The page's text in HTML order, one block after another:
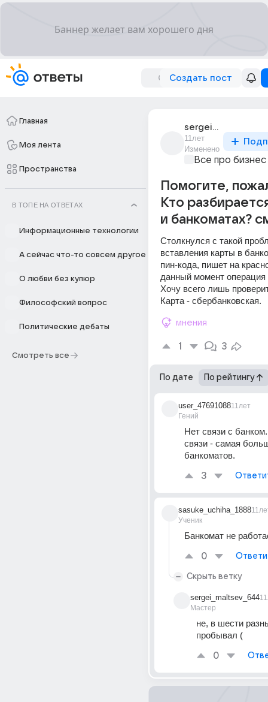
Создать пост
Главная
Моя лента
Пространства
В ТОПЕ НА ОТВЕТАХ
Информационные технологии
А сейчас что-то совсем другое
О любви без купюр
Философский вопрос
Политические дебаты
Смотреть все
sergei_maltsev_644
11лет
Изменено
Все про бизнес
Помогите,
Кто
и банкоматах?
Столкнулся с такой
вставления карты в
пин-кода, пишет на
данный момент
Хочу всего лишь
Карта - сбербанковская.
мнения
1 3
По дате По рейтингу
user_47691088
Гений
11лет
Нет связи с
связи - самая
банкоматов.
3
sasuke_uchiha_1888
Ученик
Банкомат не
0
Скрыть ветку
sergei_maltsev_644
Мастер
не, в шести
пробывал (
0